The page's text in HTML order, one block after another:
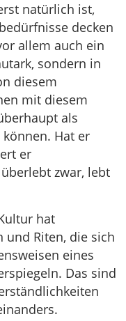
natürlich ist,
decken
allem auch ein
sondern in
diesem
mit diesem
als
Hat er
er
zwar, lebt
hat
und Riten, die sich
eines
Das sind